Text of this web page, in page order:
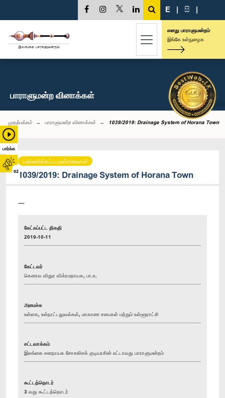
பார்க்க
02
E | සි |
எனது பாராளுமன்றம்
இங்கே உள்நுழைக
பாராளுமன்ற வினாக்கள்
முதற்பக்கம் பாராளுமன்ற வினாக்கள் 1039/2019: Drainage System of Horana Town
பதிலளிக்கப்படவுள்ளவைகள்
1039/2019: Drainage System of Horana Town
----
கேட்கப்பட்ட திகதி
2019-10-11
கேட்டவர்
கௌரவ விதுர விக்ரமநாயக, பா.உ.
அமைச்சு
உள்ளக, உள்நாட்டலுவல்கள், மாகாண சபைகள் மற்றும் உள்ளூராட்சி
சட்டவாக்கம்
இலங்கை சனநாயக சோசலிசக் குடியரசின் எட்டாவது பாராளுமன்றம்
கூட்டத்தொடர்
3 வது கூட்டத்தொடர்